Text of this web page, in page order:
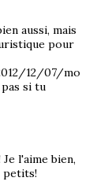
aussi, mais
pour
12/07/mo
si tu
l'aime bien,
petits!